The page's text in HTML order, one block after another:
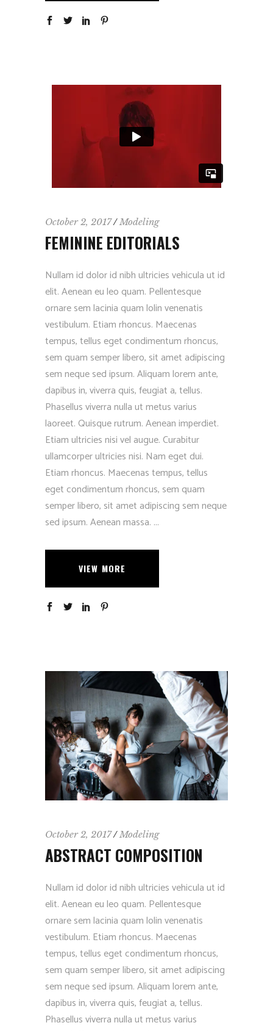
October 2, 2017 Modeling
FEMININE EDITORIALS
Nullam id dolor id nibh ultricies vehicula ut id
elit. Aenean eu leo quam. Pellentesque
ornare sem lacinia quam lolin venenatis
vestibulum. Etiam rhoncus. Maecenas
tempus, tellus eget condimentum rhoncus,
sem quam semper libero, sit amet adipiscing
sem neque sed ipsum. Aliquam lorem ante,
dapibus in, viverra quis, feugiat a, tellus.
Phasellus viverra nulla ut metus varius
laoreet. Quisque rutrum. Aenean imperdiet.
Etiam ultricies nisi vel augue. Curabitur
ullamcorper ultricies nisi. Nam eget dui.
Etiam rhoncus. Maecenas tempus, tellus
eget condimentum rhoncus, sem quam
semper libero, sit amet adipiscing sem neque
sed ipsum. Aenean massa.
VIEW MORE
October 2, 2017 Modeling
ABSTRACT COMPOSITION
Nullam id dolor id nibh ultricies vehicula ut id
elit. Aenean eu leo quam. Pellentesque
ornare sem lacinia quam lolin venenatis
vestibulum. Etiam rhoncus. Maecenas
tempus, tellus eget condimentum rhoncus,
sem quam semper libero, sit amet adipiscing
sem neque sed ipsum. Aliquam lorem ante,
dapibus in, viverra quis, feugiat a, tellus.
Phasellus viverra nulla ut metus varius